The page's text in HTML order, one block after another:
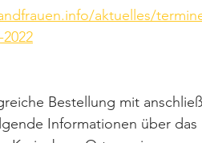
aktuelles/
Bestellung mit
Informationen über das